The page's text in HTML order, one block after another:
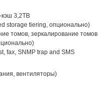
3,2TB
storage tiering, опционально)
томов, зеркалирование томов
fax, SNMP trap and SMS
вентиляторы)